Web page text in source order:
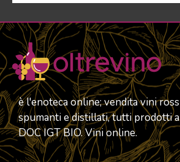
è l'enoteca online; vendita vini
spumanti e distillati, tutti prodotti
DOC IGT BIO. Vini online.